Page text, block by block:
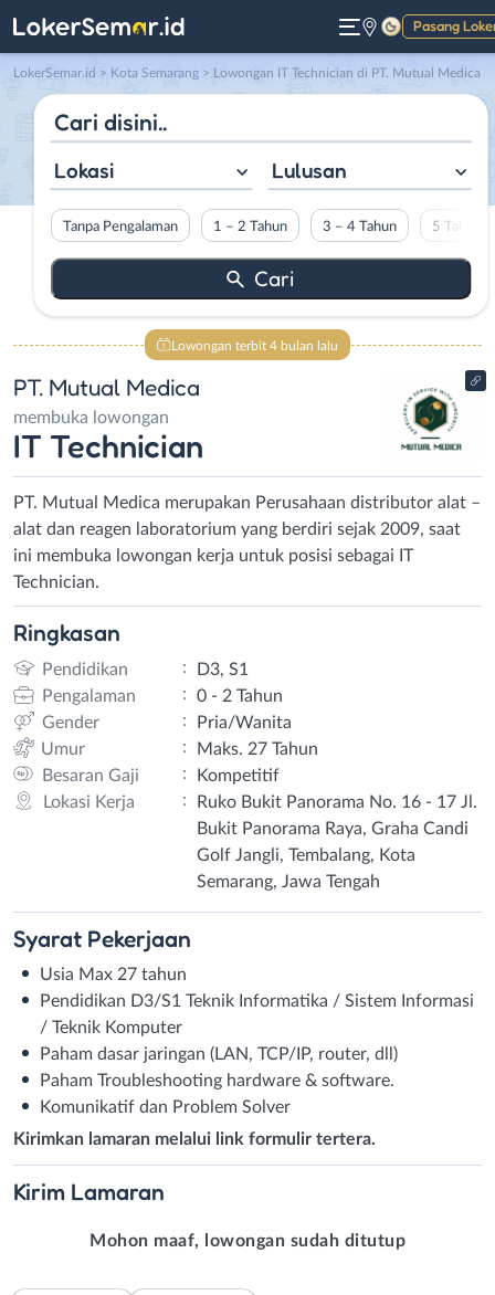
Pasang
Gelap
LokerSemar.id > Kota Semarang > Lowongan IT Technician di PT. Mutual Medica
Lokasi Lulusan
Tanpa Pengalaman 1 – 2 Tahun 3 – 4 Tahun 5 Tahun
Lowongan terbit 4 bulan lalu
PT. Mutual Medica
membuka lowongan
IT Technician
PT. Mutual Medica merupakan Perusahaan distributor alat –
alat dan reagen laboratorium yang berdiri sejak 2009, saat
ini membuka lowongan kerja untuk posisi sebagai IT
Technician.
Ringkasan
Pendidikan :
D3, S1
Pengalaman
:
0 - 2 Tahun
Gender
:
Pria/Wanita
Umur
:
Maks. 27 Tahun
Besaran Gaji
:
Kompetitif
Lokasi Kerja
:
Ruko Bukit Panorama No. 16 - 17 Jl.
Bukit Panorama Raya, Graha Candi
Golf Jangli, Tembalang, Kota
Semarang, Jawa Tengah
Syarat Pekerjaan
Usia Max 27 tahun
Pendidikan D3/S1 Teknik Informatika / Sistem Informasi
/ Teknik Komputer
Paham dasar jaringan (LAN, TCP/IP, router, dll)
Paham Troubleshooting hardware & software.
Komunikatif dan Problem Solver
Kirimkan lamaran melalui link formulir tertera.
Kirim Lamaran
Mohon maaf, lowongan sudah ditutup